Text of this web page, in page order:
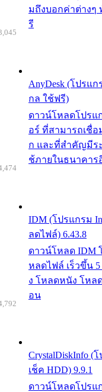
มถึงบอกค่าต่างๆ
รี
AnyDesk (โปรแ
กล ใช้ฟรี)
ดาวน์โหลดโปรแ
อร์ ที่สามารถเชื่
ก และที่สำคัญมีร
ช้ภายในธนาคาร
IDM (โปรแกรม
ลดไฟล์) 6.43.8
ดาวน์โหลด IDM โ
หลดไฟล์ เร็วขึ้น
ง โหลดหนัง โหล
อน
CrystalDiskInfo (
เช็ค HDD) 9.9.1
ดาวน์โหลดโปรแ